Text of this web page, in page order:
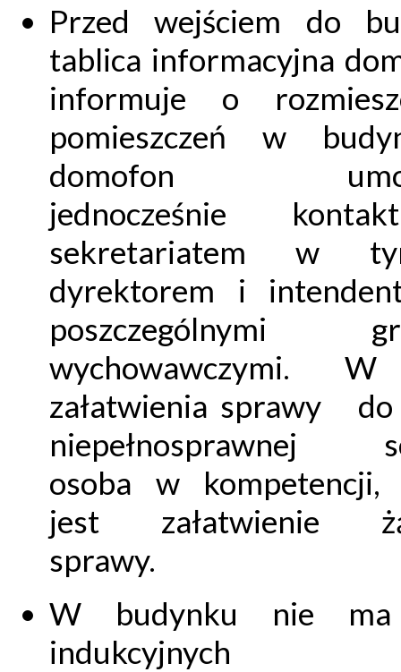
Przed wejściem do
tablica informacyjna
informuje o
pomieszczeń w
domofon
jednocześnie
sekretariatem w
dyrektorem i
poszczególnymi
wychowawczymi.
załatwienia sprawy do
niepełnosprawnej
osoba w kompetencji,
jest załatwienie
sprawy.
W budynku nie
indukcyjnych